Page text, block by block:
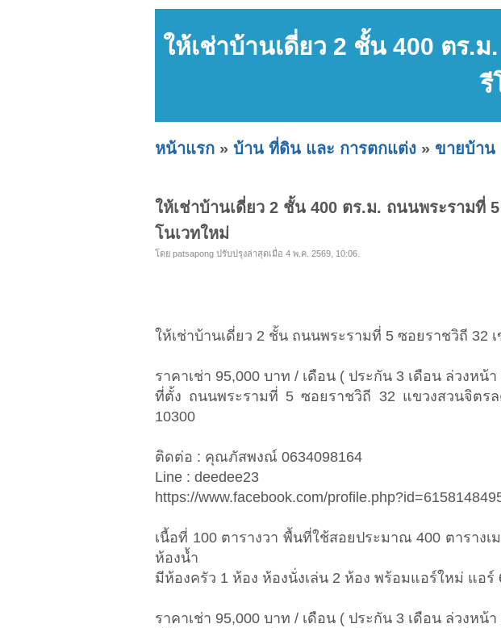
ให้เช่าบ้านเดี่ยว 2 ชั้น 400 ตร.
รี
หน้าแรก » บ้าน ที่ดิน และ การตกแต่ง » ขายบ้าน
ให้เช่าบ้านเดี่ยว 2 ชั้น 400 ตร.ม. ถนนพระรามที่
โนเวทใหม่
โดย patsapong ปรับปรุงล่าสุดเมื่อ 4 พ.ค. 2569, 10:06.
ให้เช่าบ้านเดี่ยว 2 ชั้น ถนนพระรามที่ 5 ซอยราชวิถี 32
ราคาเช่า 95,000 บาท / เดือน ( ประกัน 3 เดือน ล่วงหน้า
ที่ตั้ง ถนนพระรามที่ 5 ซอยราชวิถี 32 แขวงสวนจิตร
10300
ติดต่อ : คุณภัสพงณ์ 0634098164
Line : deedee23
https://www.facebook.com/
เนื้อที่ 100 ตารางวา พื้นที่ใช้สอยประมาณ 400 ตาราง
ห้องน้ำ
มีห้องครัว 1 ห้อง ห้องนั่งเล่น 2 ห้อง พร้อมแอร์ใหม่ แอร์
ราคาเช่า 95,000 บาท / เดือน ( ประกัน 3 เดือน ล่วงหน้า